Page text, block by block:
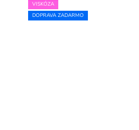
VISKÓZA
DOPRAVA ZADARMO